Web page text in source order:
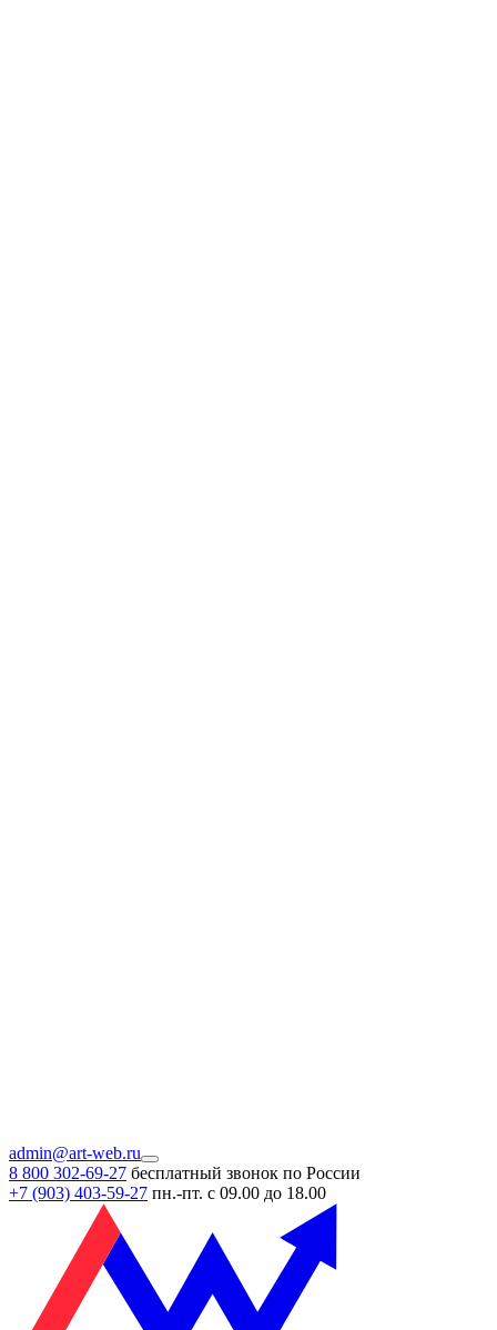
admin@art-web.ru
8 800 302-69-27 бесплатный звонок по России
+7 (903) 403-59-27 пн.-пт. с 09.00 до 18.00